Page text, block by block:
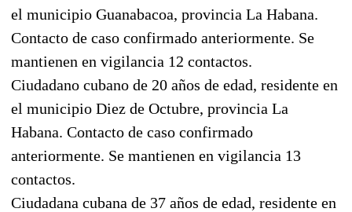
el municipio Guanabacoa, provincia La Habana.
Contacto de caso confirmado anteriormente. Se
mantienen en vigilancia 12 contactos.
Ciudadano cubano de 20 años de edad, residente en
el municipio Diez de Octubre, provincia La
Habana. Contacto de caso confirmado
anteriormente. Se mantienen en vigilancia 13
contactos.
Ciudadana cubana de 37 años de edad, residente en